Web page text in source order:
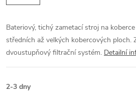
Bateriový, tichý zametací stroj na
středních až velkých kobercových ploch.
dvoustupňový filtrační systém. Detailní
2-3 dny